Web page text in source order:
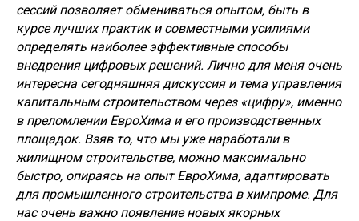
сессий позволяет обмениваться опытом, быть в
курсе лучших практик и совместными усилиями
определять наиболее эффективные способы
внедрения цифровых решений. Лично для меня очень
интересна сегодняшняя дискуссия и тема управления
капитальным строительством через «цифру», именно
в преломлении ЕвроХима и его производственных
площадок. Взяв то, что мы уже наработали в
жилищном строительстве, можно максимально
быстро, опираясь на опыт ЕвроХима, адаптировать
для промышленного строительства в химпроме. Для
нас очень важно появление новых якорных